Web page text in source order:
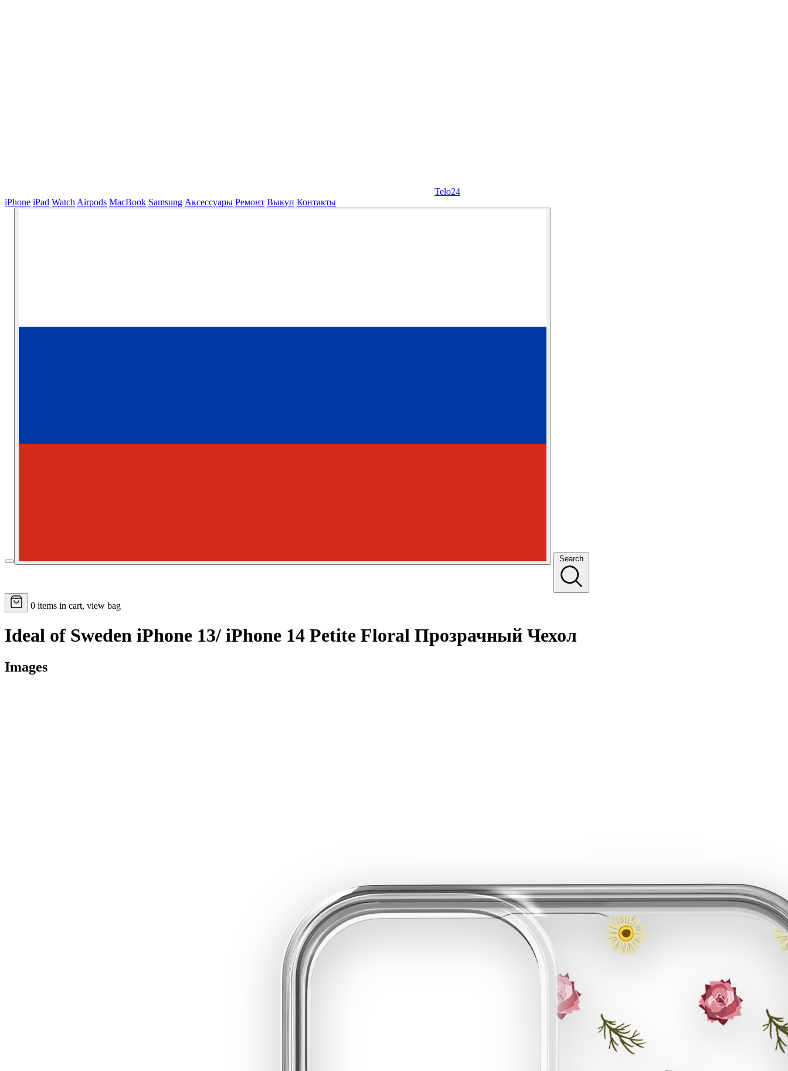
Telo24
iPhone iPad Watch Airpods MacBook Samsung Аксессуары Ремонт Выкуп Контакты
Search
0 items in cart, view bag
Ideal of Sweden iPhone 13/ iPhone 14 Petite Floral Прозрачный Чехол
Images